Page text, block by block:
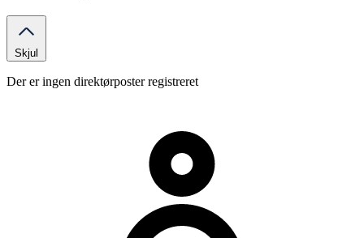
Skjul
Der er ingen direktørposter registreret